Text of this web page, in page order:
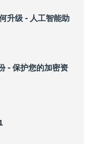
升级 - 人工智能助
- 保护您的加密资